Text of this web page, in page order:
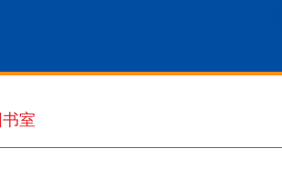
书室